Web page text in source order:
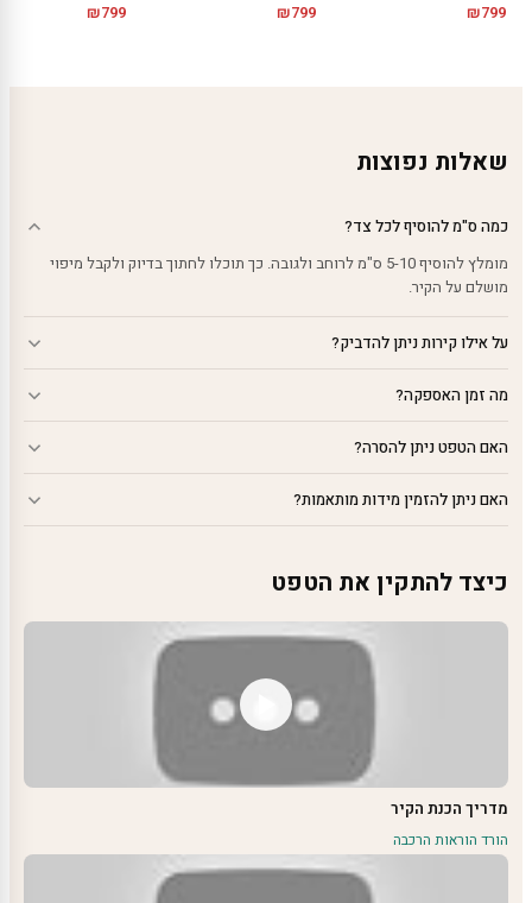
₪799
₪799
₪799
שאלות נפוצות
כמה ס"מ להוסיף לכל צד?
מומלץ להוסיף 5-10 ס"מ לרוחב ולגובה. כך תוכלו לחתוך בדיוק ולקבל מיפוי
מושלם על הקיר.
על אילו קירות ניתן להדביק?
מה זמן האספקה?
האם הטפט ניתן להסרה?
האם ניתן להזמין מידות מותאמות?
כיצד להתקין את הטפט
מדריך הכנת הקיר
הורד הוראות הרכבה